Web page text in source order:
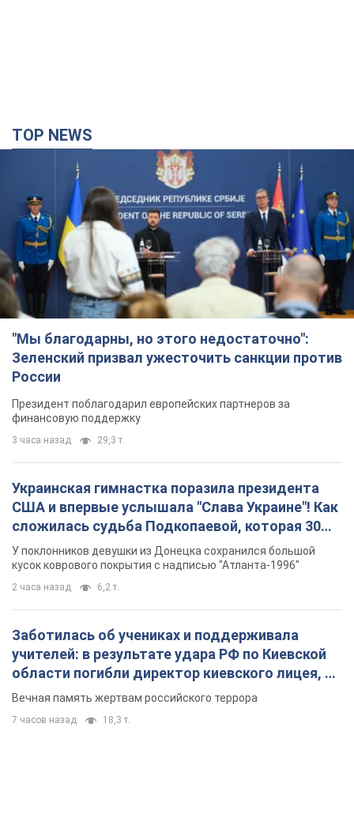
TOP NEWS
"Мы благодарны, но этого недостаточно":
Зеленский призвал ужесточить санкции против
России
Президент поблагодарил европейских партнеров за
финансовую поддержку
3 часа назад 29,3 т.
Украинская гимнастка поразила президента
США и впервые услышала "Слава Украине"! Как
сложилась судьба Подкопаевой, которая 30
лет назад завоевала "золото" Олимпиады
У поклонников девушки из Донецка сохранился большой
кусок коврового покрытия с надписью "Атланта-1996"
2 часа назад 6,2 т.
Заботилась об учениках и поддерживала
учителей: в результате удара РФ по Киевской
области погибли директор киевского лицея, её
муж и внук
Вечная память жертвам российского террора
7 часов назад 18,3 т.